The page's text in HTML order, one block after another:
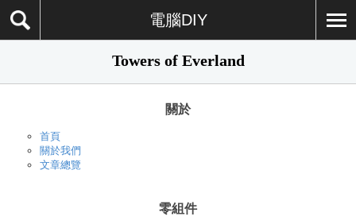
電腦DIY
Towers of Everland
關於
首頁
關於我們
文章總覽
零組件